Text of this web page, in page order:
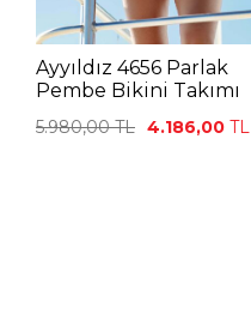
Ayyıldız 4656 Parlak
Pembe Bikini Takımı
5.980,00TL 4.186,00 TL